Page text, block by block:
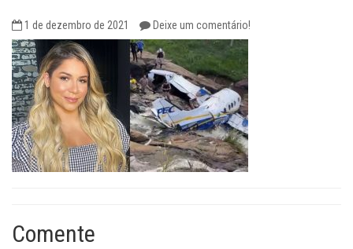
1 de dezembro de 2021 Deixe um comentário!
Comente